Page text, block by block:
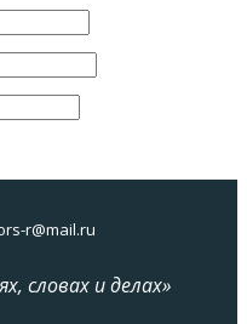
r@mail.ru
словах и делах»